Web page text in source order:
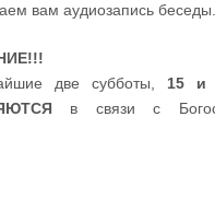
вам аудиозапись беседы.
две субботы, 15 и
в связи с